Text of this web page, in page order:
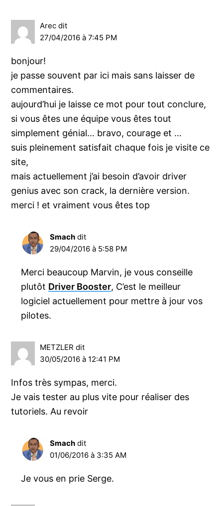
Arec dit
27/04/2016 à 7:45 PM
bonjour!
je passe souvent par ici mais sans laisser de
commentaires.
aujourd’hui je laisse ce mot pour tout conclure,
si vous êtes une équipe vous êtes tout
simplement génial… bravo, courage et …
suis pleinement satisfait chaque fois je visite ce
site,
mais actuellement j’ai besoin d’avoir driver
genius avec son crack, la dernière version.
merci ! et vraiment vous êtes top
Smach dit
29/04/2016 à 5:58 PM
Merci beaucoup Marvin, je vous conseille
plutôt Driver Booster, C’est le meilleur
logiciel actuellement pour mettre à jour vos
pilotes.
METZLER dit
30/05/2016 à 12:41 PM
Infos très sympas, merci.
Je vais tester au plus vite pour réaliser des
tutoriels. Au revoir
Smach dit
01/06/2016 à 3:35 AM
Je vous en prie Serge.